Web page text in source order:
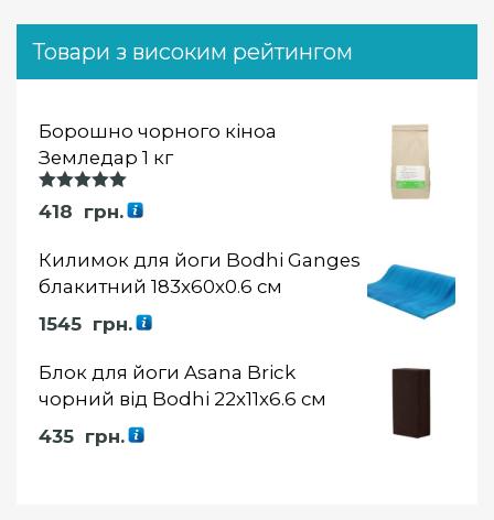
Товари з високим рейтингом
Борошно чорного кіноа
Земледар 1 кг
Оцінка
5.00із 5
418 грн.
Килимок для йоги Bodhi Ganges
блакитний 183x60x0.6 см
1545 грн.
Блок для йоги Asana Brick
чорний від Bodhi 22x11x6.6 см
435 грн.